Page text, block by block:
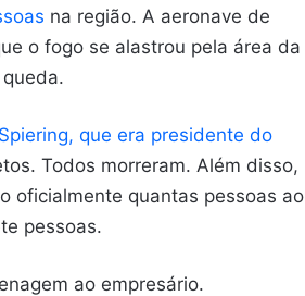
na região. A aeronave de
o fogo se alastrou pela área da
que era presidente do
Todos morreram. Além disso,
oficialmente quantas pessoas ao
pessoas.
ao empresário.